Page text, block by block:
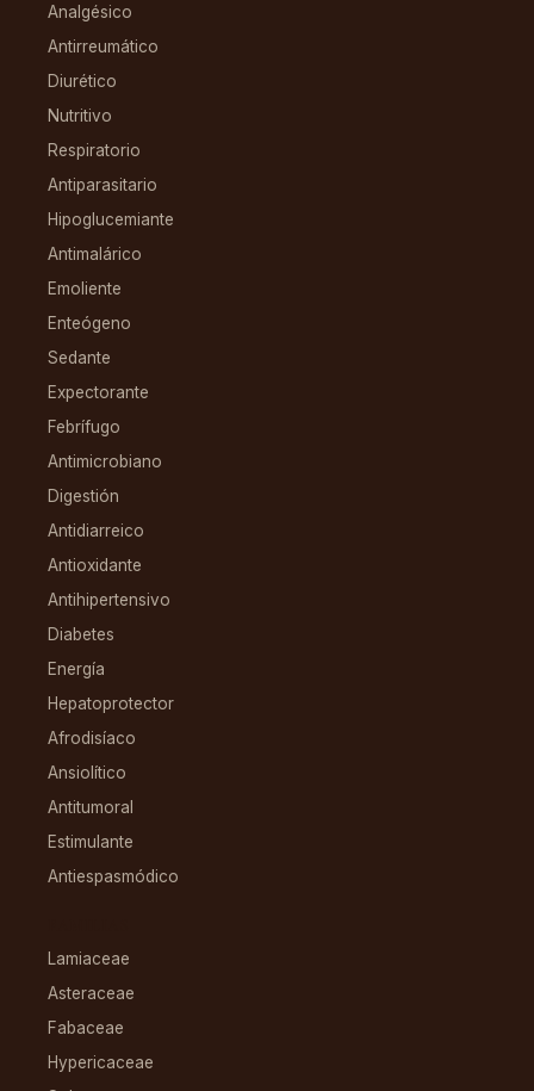
Analgésico
Antirreumático
Diurético
Nutritivo
Respiratorio
Antiparasitario
Hipoglucemiante
Antimalárico
Emoliente
Enteógeno
Sedante
Expectorante
Febrífugo
Antimicrobiano
Digestión
Antidiarreico
Antioxidante
Antihipertensivo
Diabetes
Energía
Hepatoprotector
Afrodisíaco
Ansiolítico
Antitumoral
Estimulante
Antiespasmódico
Lamiaceae
Asteraceae
Fabaceae
Hypericaceae